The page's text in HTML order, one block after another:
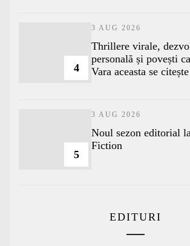
4
3 AUG 2026
Thrillere virale,
personală și povești
Vara aceasta se
5
3 AUG 2026
​Noul sezon editorial
Fiction
EDITURI